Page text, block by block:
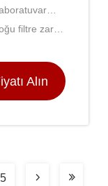
Alın
5